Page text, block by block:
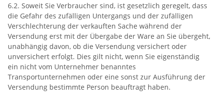
6.2. Soweit Sie Verbraucher sind, ist gesetzlich geregelt, dass
die Gefahr des zufälligen Untergangs und der zufälligen
Verschlechterung der verkauften Sache während der
Versendung erst mit der Übergabe der Ware an Sie übergeht,
unabhängig davon, ob die Versendung versichert oder
unversichert erfolgt. Dies gilt nicht, wenn Sie eigenständig
ein nicht vom Unternehmer benanntes
Transportunternehmen oder eine sonst zur Ausführung der
Versendung bestimmte Person beauftragt haben.